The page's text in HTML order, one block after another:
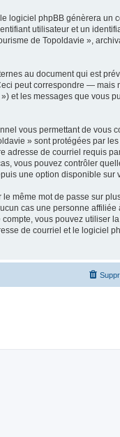
logiciel phpBB génèrera un
utilisateur et un
de Topoldavie »,
au document qui est
peut correspondre — mais
et les messages que vous
vous permettant de vous
» sont protégées par
adresse de courriel requis
vous pouvez contrôler
une option disponible sur
même mot de passe sur
cas une personne
vous pouvez utiliser
de courriel et le logiciel